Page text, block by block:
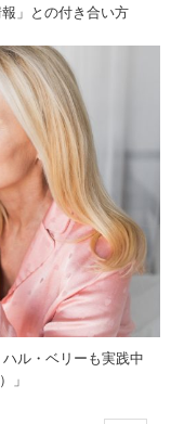
」との付き合い方
ル・ベリーも実践中
」